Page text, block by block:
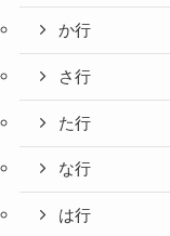
か行
さ行
た行
な行
は行